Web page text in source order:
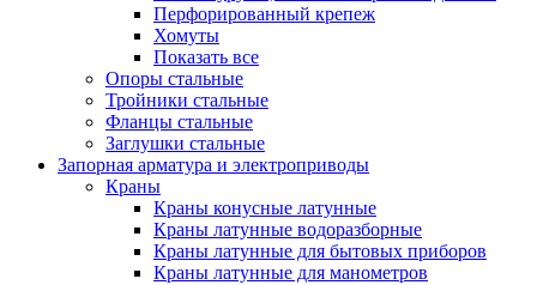
Перфорированный крепеж
Хомуты
Показать все
Опоры стальные
Тройники стальные
Фланцы стальные
Заглушки стальные
Запорная арматура и электроприводы
Краны
Краны конусные латунные
Краны латунные водоразборные
Краны латунные для бытовых приборов
Краны латунные для манометров